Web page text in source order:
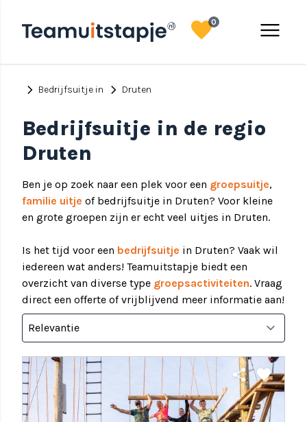
menu
favorite0
chevron_right Bedrijfsuitje in chevron_right Druten
Bedrijfsuitje in de regio
Druten
Ben je op zoek naar een plek voor een groepsuitje,
familie uitje of bedrijfsuitje in Druten? Voor kleine
en grote groepen zijn er echt veel uitjes in Druten.
Is het tijd voor een bedrijfsuitje in Druten? Vaak wil
iedereen wat anders! Teamuitstapje biedt een
overzicht van diverse type groepsactiviteiten. Vraag
direct een offerte of vrijblijvend meer informatie aan!
share favorite